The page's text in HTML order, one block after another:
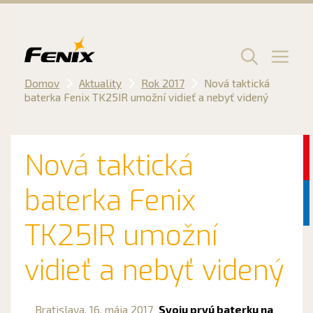
Menu
Domov Aktuality Rok 2017
Nová taktická
baterka Fenix TK25IR umožní vidieť a nebyť videný
Nová taktická
baterka Fenix
TK25IR umožní
vidieť a nebyť videný
Bratislava, 16. mája 2017 Svoju prvú baterku na